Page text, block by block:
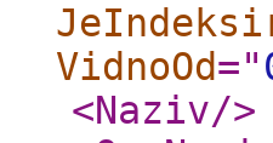
VidnoOd="
<Naziv/>